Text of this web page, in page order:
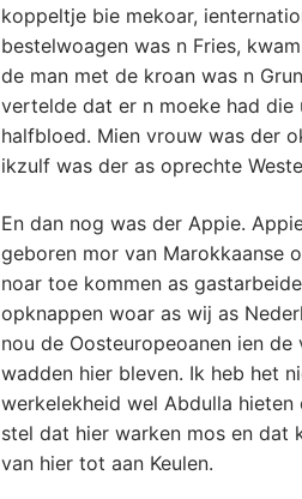
koppeltje bie mekoar,
bestelwoagen was n Fries,
de man met de kroan was n
vertelde dat er n moeke had die
halfbloed. Mien vrouw was der
ikzulf was der as oprechte
En dan nog was der Appie.
geboren mor van Marokkaanse
noar toe kommen as
opknappen woar as wij as
nou de Oosteuropeoanen ien
wadden hier bleven. Ik heb het
werkelekheid wel Abdulla
stel dat hier warken mos en dat
van hier tot aan Keulen.